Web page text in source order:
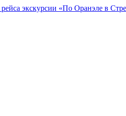
экскурсии «По Оранэле в